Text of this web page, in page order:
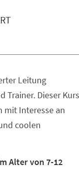
Leitung
Trainer. Dieser Kurs
mit Interesse an
coolen
Alter von 7-12